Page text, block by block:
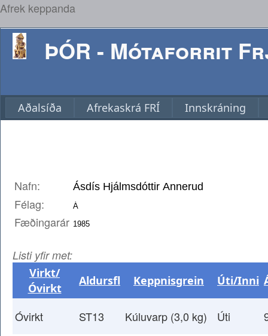
Afrek keppanda
ÞÓR - Mótaforrit
Aðalsíða Afrekaskrá FRÍ Innskráning
Nafn:
Félag:
Fæðingarár
Listi yfir met:
Virkt/
Óvirkt
Aldursfl Keppnisgrein Úti/Inni
Óvirkt ST13 Kúluvarp (3,0 kg) Úti